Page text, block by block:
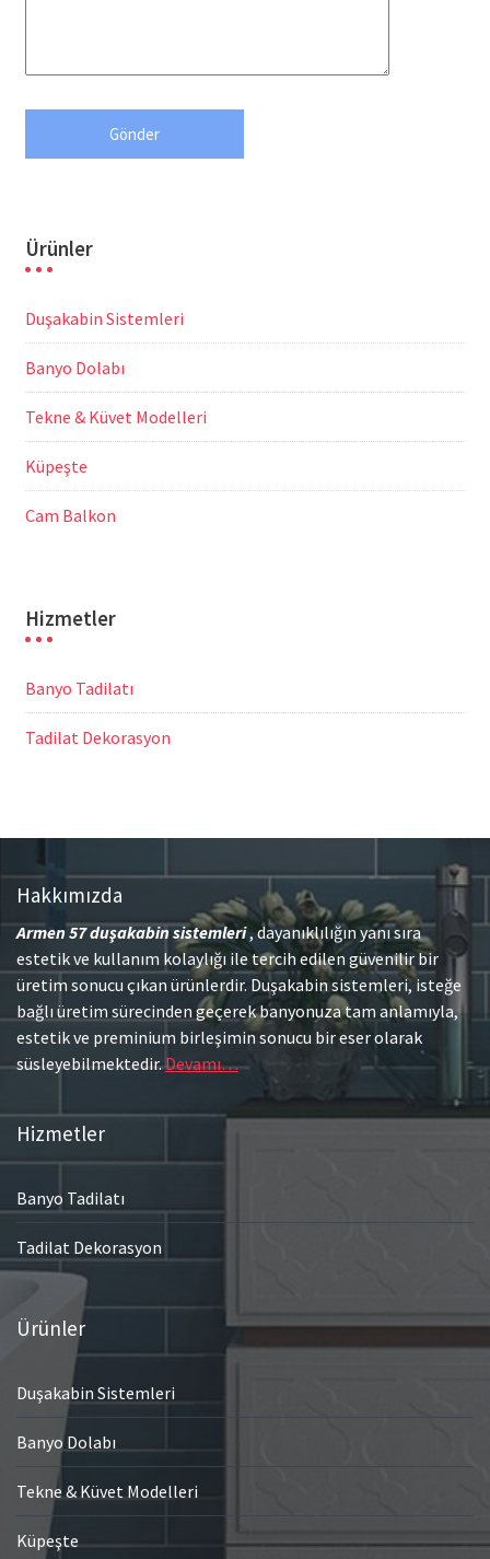
Ürünler
Duşakabin Sistemleri
Banyo Dolabı
Tekne & Küvet Modelleri
Küpeşte
Cam Balkon
Hizmetler
Banyo Tadilatı
Tadilat Dekorasyon
Hakkımızda
Armen 57duşakabin sistemleri, dayanıklılığın yanı sıra
estetik ve kullanım kolaylığı ile tercih edilen güvenilir bir
üretim sonucu çıkan ürünlerdir. Duşakabin sistemleri, isteğe
bağlı üretim sürecinden geçerek banyonuza tam anlamıyla,
estetik ve preminium birleşimin sonucu bir eser olarak
süsleyebilmektedir.Devamı…
Hizmetler
Banyo Tadilatı
Tadilat Dekorasyon
Ürünler
Duşakabin Sistemleri
Banyo Dolabı
Tekne & Küvet Modelleri
Küpeşte